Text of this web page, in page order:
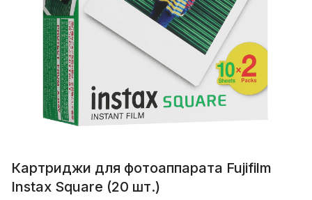
Картриджи для фотоаппарата Fujifilm
Instax Square (20 шт.)